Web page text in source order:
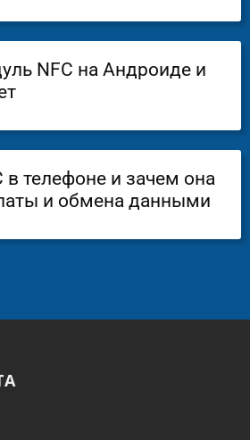
NFC на Андроиде и
в телефоне и зачем она
и обмена данными